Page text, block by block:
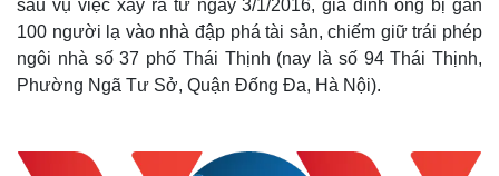
sau vụ việc xảy ra từ ngày 3/1/2016, gia đình ông bị gần
100 người lạ vào nhà đập phá tài sản, chiếm giữ trái phép
ngôi nhà số 37 phố Thái Thịnh (nay là số 94 Thái Thịnh,
Phường Ngã Tư Sở, Quận Đống Đa, Hà Nội).